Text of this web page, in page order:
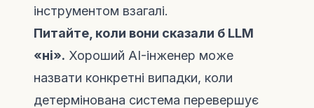
інструментом взагалі.
Питайте, коли вони сказали б LLM
«ні». Хороший AI-інженер може
назвати конкретні випадки, коли
детермінована система перевершує